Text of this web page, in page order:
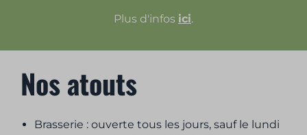
Plus d'infos ici.
Nos atouts
Brasserie : ouverte tous les jours, sauf le lundi